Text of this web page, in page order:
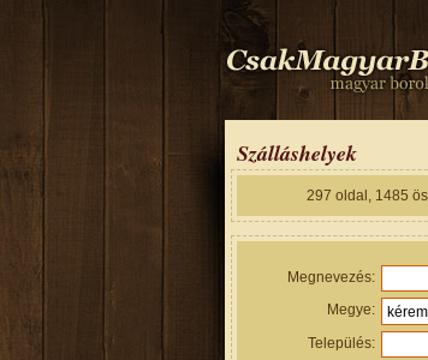
Szálláshelyek
297 oldal, 1485
Megnevezés:
Megye:
Település: